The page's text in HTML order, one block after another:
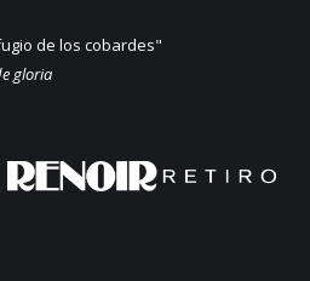
de los cobardes"
gloria